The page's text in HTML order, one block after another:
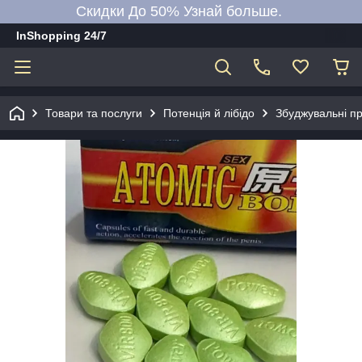
Скидки До 50% Узнай больше.
InShopping 24/7
Товари та послуги Потенція й лібідо Збуджувальні